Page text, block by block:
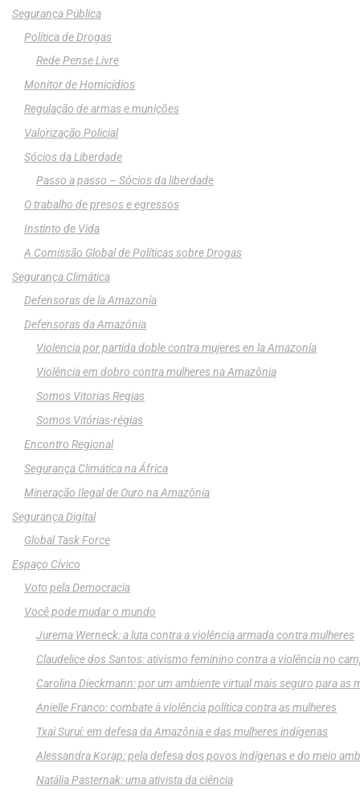
Segurança Pública
Política de Drogas
Rede Pense Livre
Monitor de Homicídios
Regulação de armas e munições
Valorização Policial
Sócios da Liberdade
Passo a passo – Sócios da liberdade
O trabalho de presos e egressos
Instinto de Vida
A Comissão Global de Políticas sobre Drogas
Segurança Climática
Defensoras de la Amazonía
Defensoras da Amazônia
Violencia por partida doble contra mujeres en la Amazonía
Violência em dobro contra mulheres na Amazônia
Somos Vitorias Regias
Somos Vitórias-régias
Encontro Regional
Segurança Climática na África
Mineração Ilegal de Ouro na Amazônia
Segurança Digital
Global Task Force
Espaço Cívico
Voto pela Democracia
Você pode mudar o mundo
Jurema Werneck: a luta contra a violência armada contra mulheres
Claudelice dos Santos: ativismo feminino contra a violência no
Carolina Dieckmann: por um ambiente virtual mais seguro para as
Anielle Franco: combate à violência política contra as mulheres
Txai Suruí: em defesa da Amazônia e das mulheres indígenas
Alessandra Korap: pela defesa dos povos indígenas e do meio
Natália Pasternak: uma ativista da ciência